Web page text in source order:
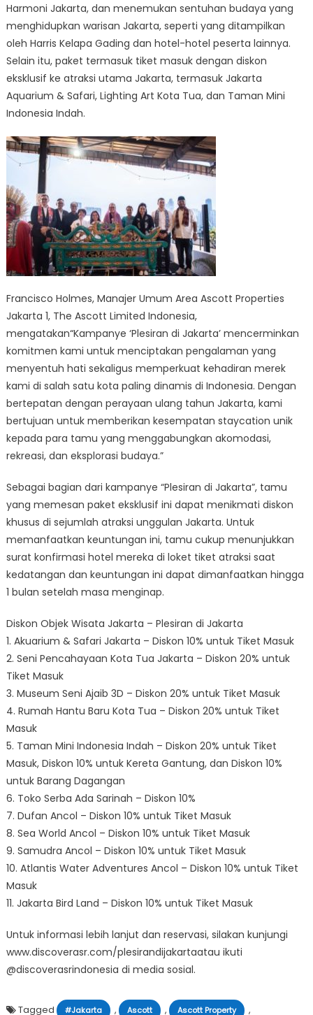
Harmoni Jakarta, dan menemukan sentuhan budaya yang
menghidupkan warisan Jakarta, seperti yang ditampilkan
oleh Harris Kelapa Gading dan hotel-hotel peserta lainnya.
Selain itu, paket termasuk tiket masuk dengan diskon
eksklusif ke atraksi utama Jakarta, termasuk Jakarta
Aquarium & Safari, Lighting Art Kota Tua, dan Taman Mini
Indonesia Indah.
Francisco Holmes, Manajer Umum Area Ascott Properties
Jakarta 1, The Ascott Limited Indonesia,
mengatakan“Kampanye ‘Plesiran di Jakarta’ mencerminkan
komitmen kami untuk menciptakan pengalaman yang
menyentuh hati sekaligus memperkuat kehadiran merek
kami di salah satu kota paling dinamis di Indonesia. Dengan
bertepatan dengan perayaan ulang tahun Jakarta, kami
bertujuan untuk memberikan kesempatan staycation unik
kepada para tamu yang menggabungkan akomodasi,
rekreasi, dan eksplorasi budaya.”
Sebagai bagian dari kampanye “Plesiran di Jakarta”, tamu
yang memesan paket eksklusif ini dapat menikmati diskon
khusus di sejumlah atraksi unggulan Jakarta. Untuk
memanfaatkan keuntungan ini, tamu cukup menunjukkan
surat konfirmasi hotel mereka di loket tiket atraksi saat
kedatangan dan keuntungan ini dapat dimanfaatkan hingga
1 bulan setelah masa menginap.
Diskon Objek Wisata Jakarta – Plesiran di Jakarta
1. Akuarium & Safari Jakarta – Diskon 10% untuk Tiket Masuk
2. Seni Pencahayaan Kota Tua Jakarta – Diskon 20% untuk
Tiket Masuk
3. Museum Seni Ajaib 3D – Diskon 20% untuk Tiket Masuk
4. Rumah Hantu Baru Kota Tua – Diskon 20% untuk Tiket
Masuk
5. Taman Mini Indonesia Indah – Diskon 20% untuk Tiket
Masuk, Diskon 10% untuk Kereta Gantung, dan Diskon 10%
untuk Barang Dagangan
6. Toko Serba Ada Sarinah – Diskon 10%
7. Dufan Ancol – Diskon 10% untuk Tiket Masuk
8. Sea World Ancol – Diskon 10% untuk Tiket Masuk
9. Samudra Ancol – Diskon 10% untuk Tiket Masuk
10. Atlantis Water Adventures Ancol – Diskon 10% untuk Tiket
Masuk
11. Jakarta Bird Land – Diskon 10% untuk Tiket Masuk
Untuk informasi lebih lanjut dan reservasi, silakan kunjungi
www.discoverasr.com/plesirandijakartaatau ikuti
@discoverasrindonesia di media sosial.
Tagged #Jakarta , Ascott , Ascott Property ,